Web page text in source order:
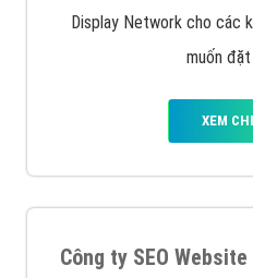
Display Network cho các
muốn
XEM
Công ty SEO Website